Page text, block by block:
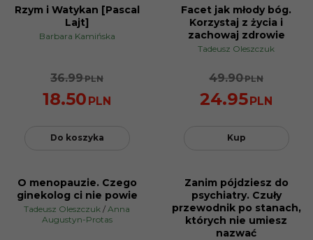
Rzym i Watykan [Pascal
Lajt]
Barbara Kamińska
36.99PLN
18.50 PLN
Do koszyka
BESTSELLER
PROMOCJA
Facet jak młody bóg.
Korzystaj z życia i
zachowaj zdrowie
Tadeusz Oleszczuk
49.90PLN
24.95PLN
Kup
BESTSELLER
O menopauzie. Czego
ginekolog ci nie powie
Tadeusz Oleszczuk / Anna
Augustyn-Protas
BESTSELLER
PROMOCJA
Zanim pójdziesz do
psychiatry. Czuły
przewodnik po stanach,
których nie umiesz
nazwać